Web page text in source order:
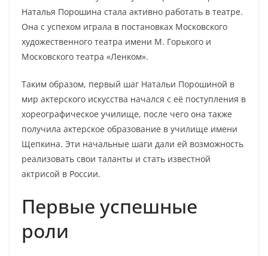
Наталья Порошина стала активно работать в театре.
Она с успехом играла в постановках Московского
художественного театра имени М. Горького и
Московского театра «Ленком».
Таким образом, первый шаг Натальи Порошиной в
мир актерского искусства начался с её поступления в
хореографическое училище, после чего она также
получила актерское образование в училище имени
Щепкина. Эти начальные шаги дали ей возможность
реализовать свои таланты и стать известной
актрисой в России.
Первые успешные
роли